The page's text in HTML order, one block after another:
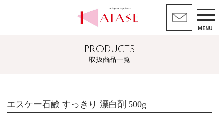
MENU
PRODUCTS
取扱商品一覧
エスケー石鹸 すっきり 漂白剤 500g